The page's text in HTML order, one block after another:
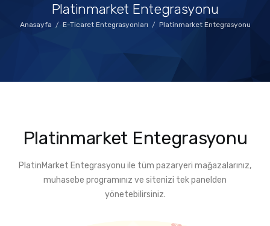
Platinmarket Entegrasyonu
Anasayfa E-Ticaret Entegrasyonları Platinmarket Entegrasyonu
Platinmarket Entegrasyonu
PlatinMarket Entegrasyonu ile tüm pazaryeri mağazalarınız,
muhasebe programınız ve sitenizi tek panelden
yönetebilirsiniz.